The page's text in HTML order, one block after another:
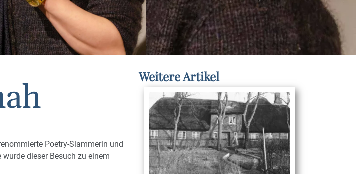
Poetry-Slammerin und
dieser Besuch zu einem
Weitere Artikel